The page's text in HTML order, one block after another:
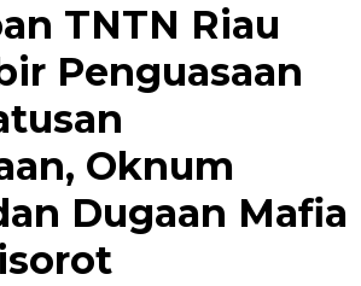
TNTN Riau
Penguasaan
Oknum
Dugaan Mafia